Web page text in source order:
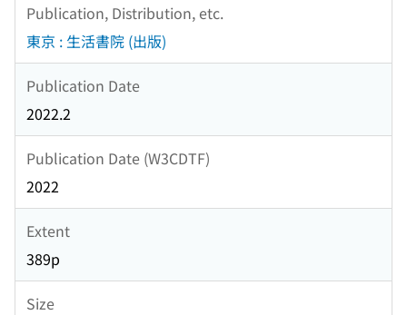
Publication, Distribution, etc.
東京 : 生活書院 (出版)
Publication Date
2022.2
Publication Date (W3CDTF)
2022
Extent
389p
Size